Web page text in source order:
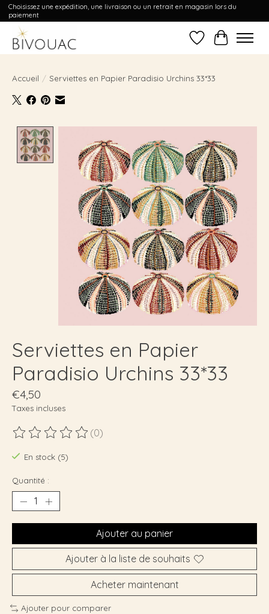
Choisissez une expédition, une livraison ou un retrait en magasin lors du
paiement
Liste dePanier
Accueil / Serviettes en Papier Paradisio Urchins 33*33
Serviettes en Papier
Paradisio Urchins 33*33
€4,50
Taxes incluses
Ce produit est évalué à
(0)
En stock (5)
Quantité :
Ajouter au panier
Ajouter à la liste de souhaits
Acheter maintenant
Ajouter pour comparer